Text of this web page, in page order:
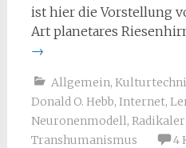
ist hier die Vorstellung
Art planetares
→
Allgemein,
Donald O. Hebb, Internet,
Neuronenmodell,
Transhumanismus
4